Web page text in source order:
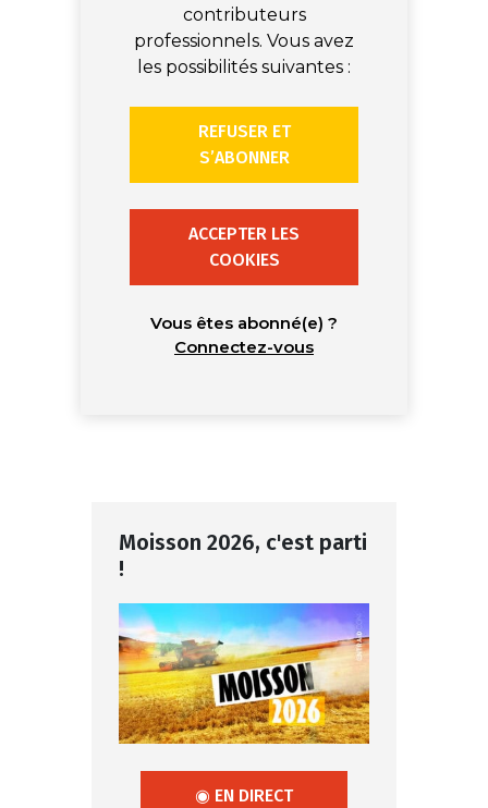
contributeurs
professionnels. Vous avez
les possibilités suivantes :
REFUSER ET
S’ABONNER
ACCEPTER LES
COOKIES
Vous êtes abonné(e) ?
Connectez-vous
Moisson 2026, c'est parti
!
◉ EN DIRECT